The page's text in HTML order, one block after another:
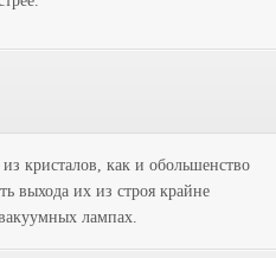
кристалов, как и обольшенство
выхода их из строя крайне
лампах.